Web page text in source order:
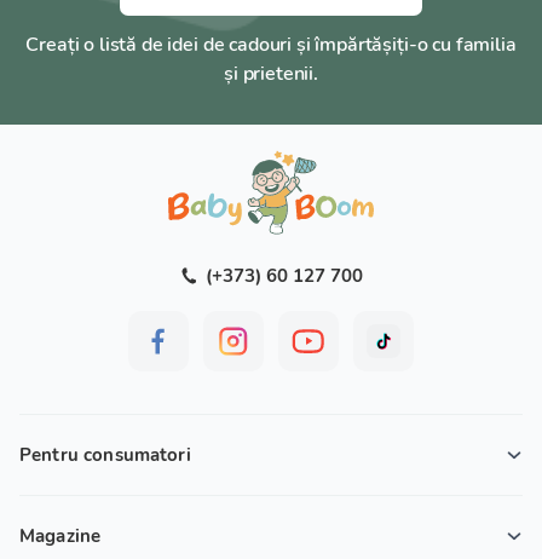
Creați o listă de idei de cadouri și împărtășiți-o cu familia
și prietenii.
(+373) 60 127 700
Pentru consumatori
Magazine